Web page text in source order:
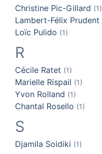
Christine Pic-Gillard (1)
Lambert-Félix Prudent
Loïc Pulido (1)
R
Cécile Ratet (1)
Marielle Rispail (1)
Yvon Rolland (1)
Chantal Rosello (1)
S
Djamila Soidiki (1)